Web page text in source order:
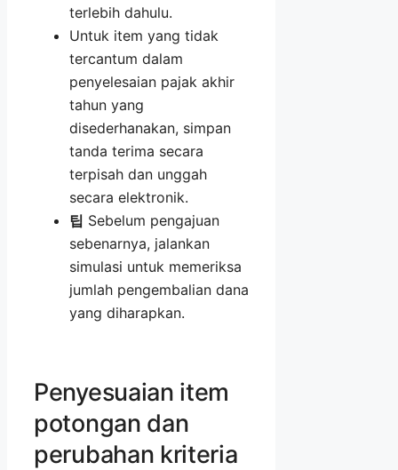
terlebih dahulu.
Untuk item yang tidak
tercantum dalam
penyelesaian pajak akhir
tahun yang
disederhanakan, simpan
tanda terima secara
terpisah dan unggah
secara elektronik.
팁 Sebelum pengajuan
sebenarnya, jalankan
simulasi untuk memeriksa
jumlah pengembalian dana
yang diharapkan.
Penyesuaian item
potongan dan
perubahan kriteria